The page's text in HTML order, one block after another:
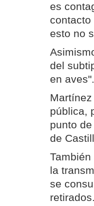
es
esto no
del
en aves".
pública,
punto
de
la
se
retirados.